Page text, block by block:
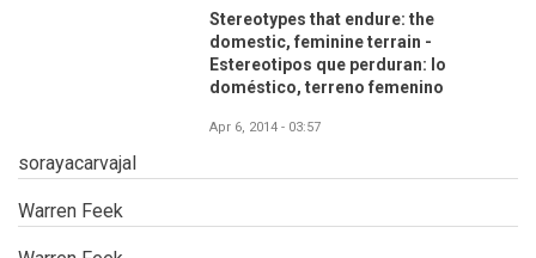
Stereotypes that endure: the
domestic, feminine terrain -
Estereotipos que perduran: lo
doméstico, terreno femenino
Apr 6, 2014 - 03:57
sorayacarvajal
Warren Feek